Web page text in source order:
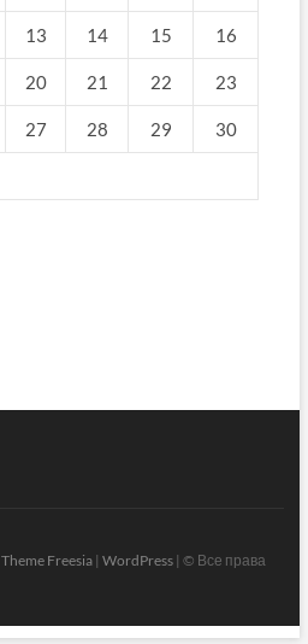
13 14 15 16
20 21 22 23
27 28 29 30
Theme Freesia| WordPress| © Все права